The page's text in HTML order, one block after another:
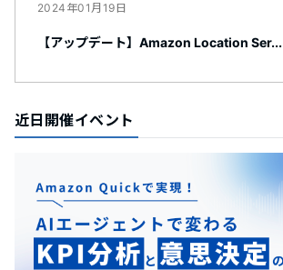
2024年01月19日
【アップデート】Amazon Location Ser...
近日開催イベント